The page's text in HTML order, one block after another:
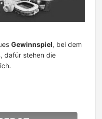
Gewinnspiel, bei dem
, dafür stehen die